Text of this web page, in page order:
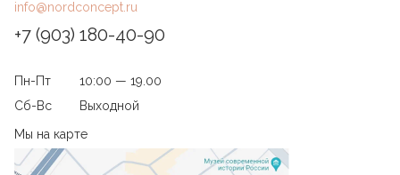
info@nordconcept.ru
+7 (903) 180-40-90
Пн-Пт
10:00 — 19.00
Сб-Вс
Выходной
Мы на карте